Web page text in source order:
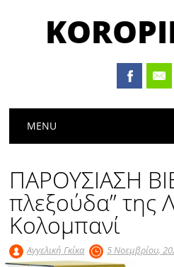
Main menu
MENU
ΠΑΡΟΥΣΙΑΣΗ
πλεξούδα” της
Κολομπανί
Αγγελική Γκίκα 5 Νοεμβρίου,